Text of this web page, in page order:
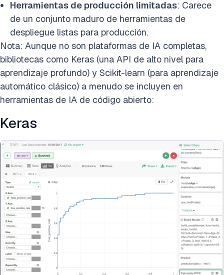
Herramientas de producción limitadas: Carece
de un conjunto maduro de herramientas de
despliegue listas para producción.
Nota: Aunque no son plataformas de IA completas,
bibliotecas como Keras (una API de alto nivel para
aprendizaje profundo) y Scikit-learn (para aprendizaje
automático clásico) a menudo se incluyen en
herramientas de IA de código abierto:
Keras